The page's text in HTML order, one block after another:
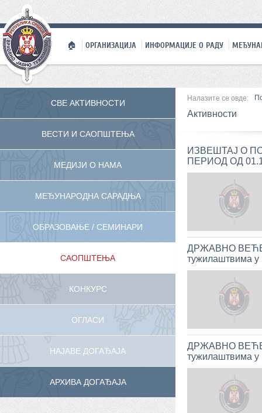
🏠 ОРГАНИЗАЦИЈА ИНФОРМАЦИЈЕ О РАДУ
Налазите се овде:
Активности
ИЗВЕШТАЈ О
ПЕРИОД ОД
ДРЖАВНО ВЕЋЕ
тужилаштвима у
ДРЖАВНО ВЕЋЕ
тужилаштвима у
СВЕ АКТИВНОСТИ
ВЕСТИ И САОПШТЕЊА
МЕДИЈИ О НАМА
МЕЂУНАРОДНА САРАДЊА
ОБРАЗОВАЊЕ / СЕМИНАРИ
САОПШТЕЊА
КОНКУРС
ОГЛАСИ
НАЈАВЕ ДОГАЂАЈА
АРХИВА ДОГАЂАЈА